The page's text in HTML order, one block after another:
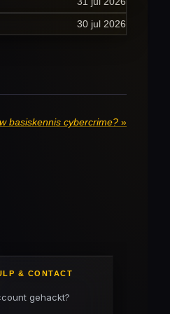
30 jul 2026
basiskennis cybercrime? »
& CONTACT
gehackt?